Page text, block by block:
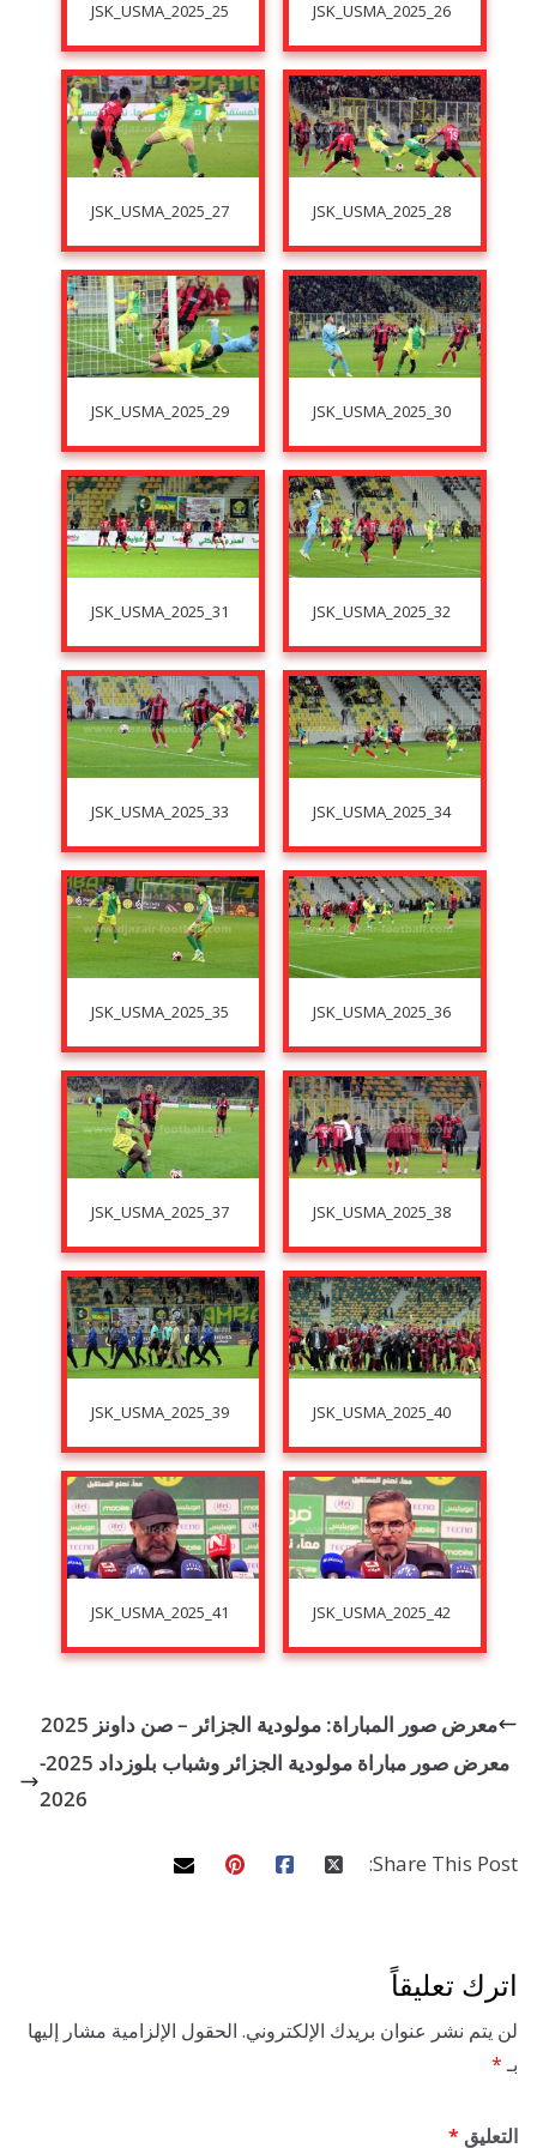
JSK_USMA_2025_25 JSK_USMA_2025_26
JSK_USMA_2025_27 JSK_USMA_2025_28
JSK_USMA_2025_29 JSK_USMA_2025_30
JSK_USMA_2025_31 JSK_USMA_2025_32
JSK_USMA_2025_33 JSK_USMA_2025_34
JSK_USMA_2025_35 JSK_USMA_2025_36
JSK_USMA_2025_37 JSK_USMA_2025_38
JSK_USMA_2025_39 JSK_USMA_2025_40
JSK_USMA_2025_41 JSK_USMA_2025_42
صور المباراة: مولودية الجزائر – صن داونز 2025
معرض صور مباراة مولودية الجزائر وشباب بلوزداد 2025-
Share This
نشر عنوان بريدك الإلكتروني.الحقول الإلزامية مشار إليها
*